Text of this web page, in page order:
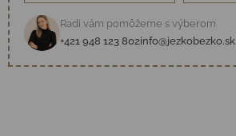
Radi vám pomôžeme s výberom
+421 948 123 802info@jezkobezko.sk